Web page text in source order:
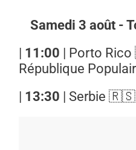
Samedi 3 août -
11:00
| Porto
République
13:30 | Serbie